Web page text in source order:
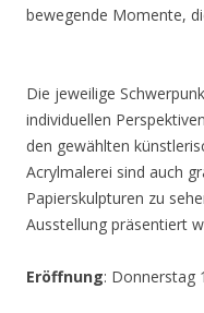
bewegende Momente,
Die jeweilige
individuellen
den gewählten
Acrylmalerei sind auch
Papierskulpturen zu
Ausstellung präsentiert
Eröffnung: Donnerstag